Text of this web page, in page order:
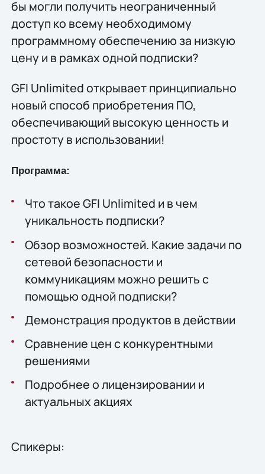
бы могли получить неограниченный
доступ ко всему необходимому
программному обеспечению за низкую
цену и в рамках одной подписки?
GFI Unlimited открывает принципиально
новый способ приобретения ПО,
обеспечивающий высокую ценность и
простоту в использовании!
Программа:
Что такое GFI Unlimited и в чем
уникальность подписки?
Обзор возможностей. Какие задачи по
сетевой безопасности и
коммуникациям можно решить с
помощью одной подписки?
Демонстрация продуктов в действии
Сравнение цен с конкурентными
решениями
Подробнее о лицензировании и
актуальных акциях
Спикеры: